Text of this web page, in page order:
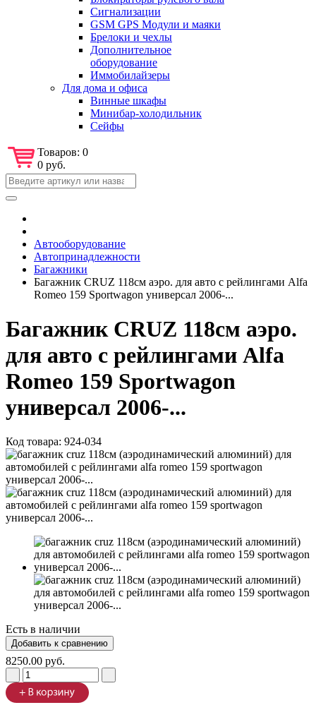
Сигнализации
GSM GPS Модули и маяки
Брелоки и чехлы
Дополнительное
оборудование
Иммобилайзеры
Для дома и офиса
Винные шкафы
Минибар-холодильник
Сейфы
Товаров: 0
0 руб.
Автооборудование
Автопринадлежности
Багажники
Багажник CRUZ 118см аэро. для авто с рейлингами Alfa
Romeo 159 Sportwagon универсал 2006-...
Багажник CRUZ 118см аэро.
для авто с рейлингами Alfa
Romeo 159 Sportwagon
универсал 2006-...
Код товара: 924-034
Есть в наличии
8250.00 руб.